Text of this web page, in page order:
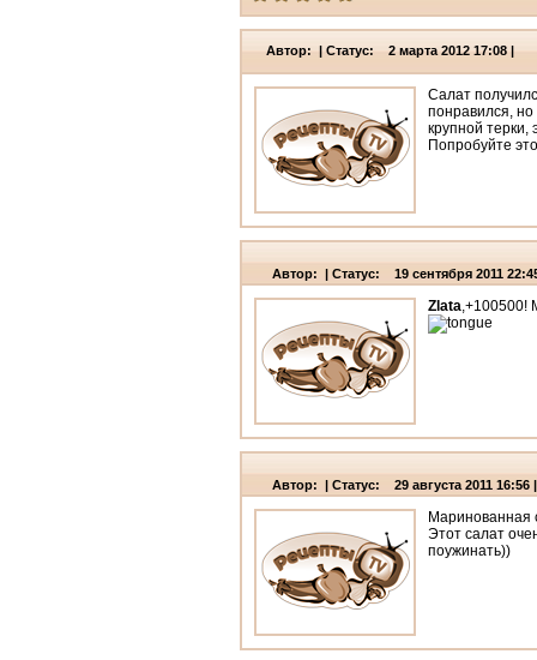
Автор: | Статус: 2 марта 2012 17:08 |
Салат
понравился,
крупной
Попробуйте
Автор: | Статус: 19 сентября 2011
Zlata,+100500!
Автор: | Статус: 29 августа 2011 16:56 |
Маринованная
Этот салат
поужинать))